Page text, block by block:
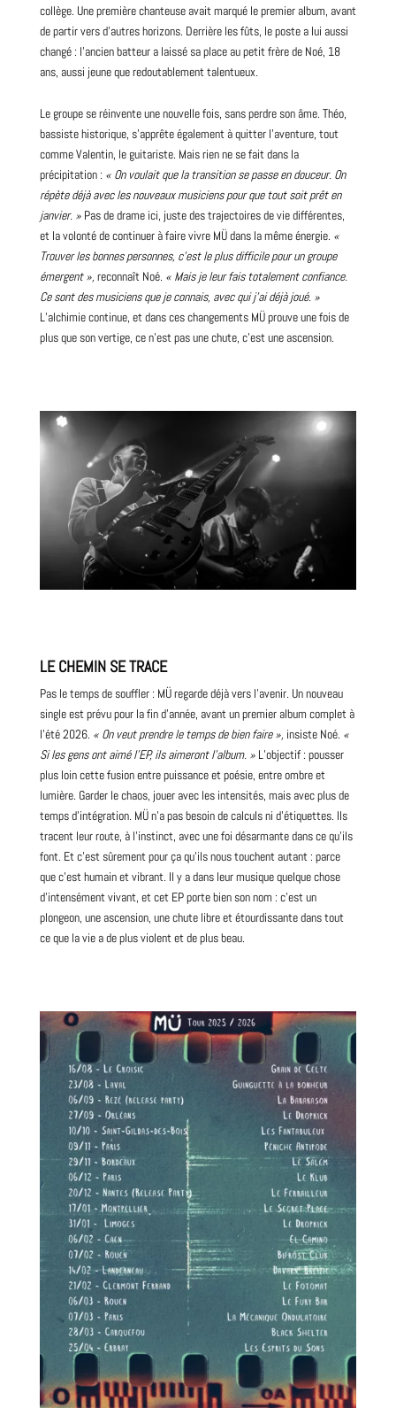
collège. Une premièrechanteuseavait marqué le premier album, avant
de partir vers d’autres horizons. Derrière les fûts, le poste a lui aussi
changé : l’ancien batteur a laissé sa place au petit frère de Noé, 18
ans, aussi jeune que redoutablement talentueux.
Le groupe se réinvente une nouvelle fois, sans perdre son âme. Théo,
bassiste historique, s’apprête également à quitter l’aventure, tout
comme Valentin, le guitariste. Mais rien ne se fait dans la
précipitation : « On voulait que la transition se passe en douceur. On
répète déjà avec les nouveaux musiciens pour que tout soit prêt en
janvier. »Pas de drame ici, juste des trajectoires de vie différentes,
et la volonté de continuer à faire vivre MÜ dans la même énergie. «
Trouver les bonnes personnes, c’est le plus difficile pour un groupe
émergent », reconnaît Noé. « Mais je leur fais totalement confiance.
Ce sont des musiciens que je connais, avec qui j’ai déjà joué. »
L’alchimie continue, et dans ces changements MÜ prouve une fois de
plus que son vertige, ce n’est pas une chute, c’est une ascension.
LE CHEMIN SE TRACE
Pas le temps de souffler : MÜ regarde déjà vers l’avenir. Unnouveau
single est prévu pour la fin d’année, avant un premier album complet à
l’été2026. « On veut prendre le temps de bien faire », insiste Noé. «
Si les gens ont aimé l’EP, ils aimeront l’album. »L’objectif : pousser
plus loin cette fusion entre puissance et poésie, entre ombre et
lumière. Garder le chaos, jouer avec les intensités, mais avec plus de
temps d’intégration. MÜ n’a pas besoin de calculs ni d’étiquettes. Ils
tracent leur route, à l’instinct, avec une foi désarmante dans ce qu’ils
font. Et c’est sûrement pour ça qu’ils nous touchent autant : parce
que c’est humain et vibrant. Il y a dans leur musique quelque chose
d’intensément vivant, et cet EP porte bien son nom : c’est un
plongeon, une ascension, une chute libre et étourdissante dans tout
ce que la vie a de plus violent et de plus beau.